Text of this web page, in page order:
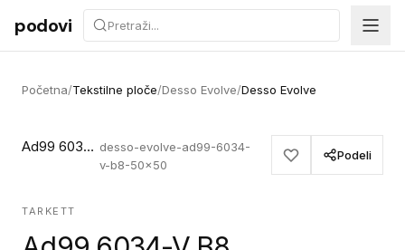
Preskoči na sadržaj
podovi
Početna/Tekstilne ploče/Desso Evolve/Desso Evolve
Ad99 6034-V B8 desso-evolve-ad99-6034-
v-b8-50x50
Podeli
TARKETT